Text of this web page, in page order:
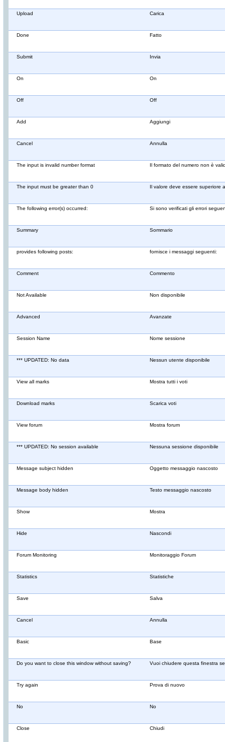
Upload Carica
Done Fatto
Submit Invia
On On
Off Off
Add Aggiungi
Cancel Annulla
The input is invalid number format Il formato del numero non è
The input must be greater than 0 Il valore deve essere superiore
The following error(s) occurred: Si sono verificati gli errori
Summary Sommario
provides following posts: fornisce i messaggi seguenti:
Comment Commento
Not Available Non disponibile
Advanced Avanzate
Session Name Nome sessione
*** UPDATED: No data Nessun utente disponibile
View all marks Mostra tutti i voti
Download marks Scarica voti
View forum Mostra forum
*** UPDATED: No session available Nessuna sessione disponibile
Message subject hidden Oggetto messaggio nascosto
Message body hidden Testo messaggio nascosto
Show Mostra
Hide Nascondi
Forum Monitoring Monitoraggio Forum
Statistics Statistiche
Save Salva
Cancel Annulla
Basic Base
Do you want to close this window without saving? Vuoi chiudere questa finestra
Try again Prova di nuovo
No No
Close Chiudi